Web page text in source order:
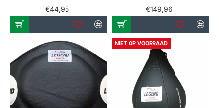
€44,95 €149,96
NIET OP VOORRAAD